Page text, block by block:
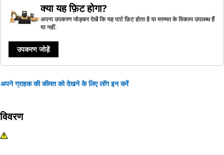
क्या यह फ़िट होगा?
अपना उपकरण जोड़कर देखें कि यह पार्ट फ़िट होता है या मरम्मत के विकल्प उपलब्ध हैं
या नहीं.
उपकरण जोड़ें
अपने ग्राहक की कीमत को देखने के लिए लॉग इन करें
विवरण